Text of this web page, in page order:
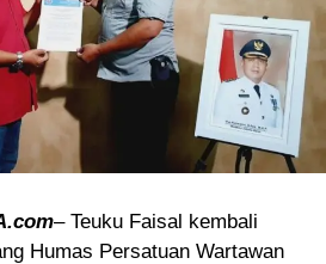
– Teuku Faisal kembali
Humas Persatuan Wartawan